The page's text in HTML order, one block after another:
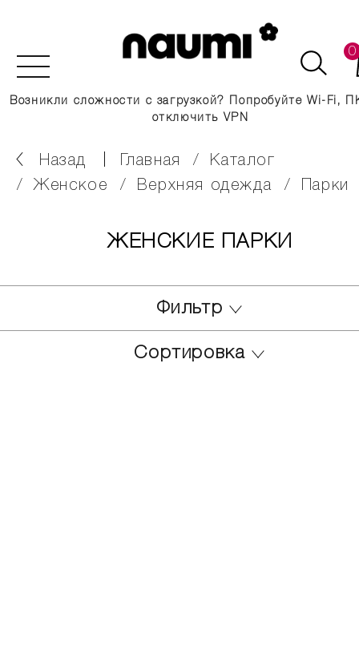
0
Возникли сложности с загрузкой? Попробуйте Wi-Fi,
отключить VPN
Назад главная
каталог
женское
верхняя одежда парки
ЖЕНСКИЕ ПАРКИ
Фильтр
Сортировка